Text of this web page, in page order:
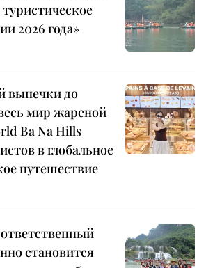
2026 года»
выпечки до
мир жареной
Ba Na Hills
в глобальное
путешествие
становится